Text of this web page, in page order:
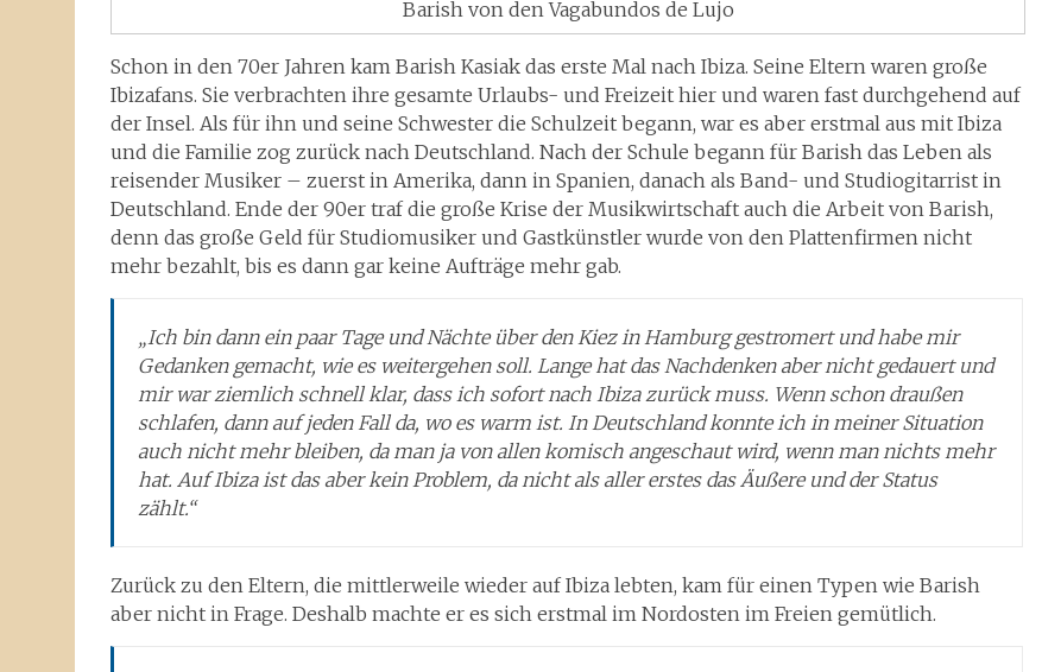
Barish von den Vagabundos de Lujo
Schon in den 70er Jahren kam Barish Kasiak das erste Mal nach Ibiza. Seine Eltern waren große
Ibizafans. Sie verbrachten ihre gesamte Urlaubs- und Freizeit hier und waren fast durchgehend auf
der Insel. Als für ihn und seine Schwester die Schulzeit begann, war es aber erstmal aus mit Ibiza
und die Familie zog zurück nach Deutschland. Nach der Schule begann für Barish das Leben als
reisender Musiker – zuerst in Amerika, dann in Spanien, danach als Band- und Studiogitarrist in
Deutschland. Ende der 90er traf die große Krise der Musikwirtschaft auch die Arbeit von Barish,
denn das große Geld für Studiomusiker und Gastkünstler wurde von den Plattenfirmen nicht
mehr bezahlt, bis es dann gar keine Aufträge mehr gab.
„Ich bin dann ein paar Tage und Nächte über den Kiez in Hamburg gestromert und habe mir
Gedanken gemacht, wie es weitergehen soll. Lange hat das Nachdenken aber nicht gedauert und
mir war ziemlich schnell klar, dass ich sofort nach Ibiza zurück muss. Wenn schon draußen
schlafen, dann auf jeden Fall da, wo es warm ist. In Deutschland konnte ich in meiner Situation
auch nicht mehr bleiben, da man ja von allen komisch angeschaut wird, wenn man nichts mehr
hat. Auf Ibiza ist das aber kein Problem, da nicht als aller erstes das Äußere und der Status
zählt.“
Zurück zu den Eltern, die mittlerweile wieder auf Ibiza lebten, kam für einen Typen wie Barish
aber nicht in Frage. Deshalb machte er es sich erstmal im Nordosten im Freien gemütlich.